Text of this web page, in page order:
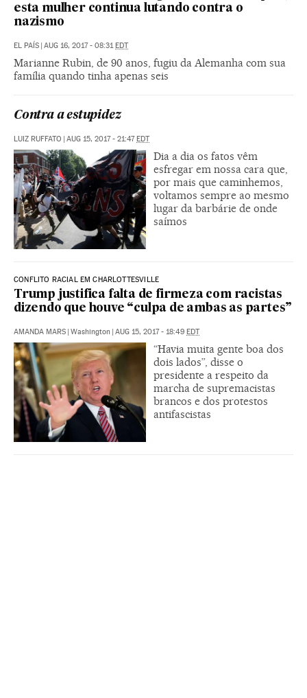
esta mulher continua lutando contra o
nazismo
EL PAÍS | AUG 16, 2017 - 08:31EDT
Marianne Rubin, de 90 anos, fugiu da Alemanha com sua
família quando tinha apenas seis
Contra a estupidez
LUIZ RUFFATO | AUG 15, 2017 - 21:47EDT
Dia a dia os fatos vêm
esfregar em nossa cara que,
por mais que caminhemos,
voltamos sempre ao mesmo
lugar da barbárie de onde
saímos
CONFLITO RACIAL EM CHARLOTTESVILLE
Trump justifica falta de firmeza com racistas
dizendo que houve “culpa de ambas as partes”
AMANDA MARS | Washington | AUG 15, 2017 - 18:49 EDT
“Havia muita gente boa dos
dois lados”, disse o
presidente a respeito da
marcha de supremacistas
brancos e dos protestos
antifascistas